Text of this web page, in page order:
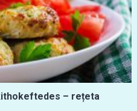
– rețeta